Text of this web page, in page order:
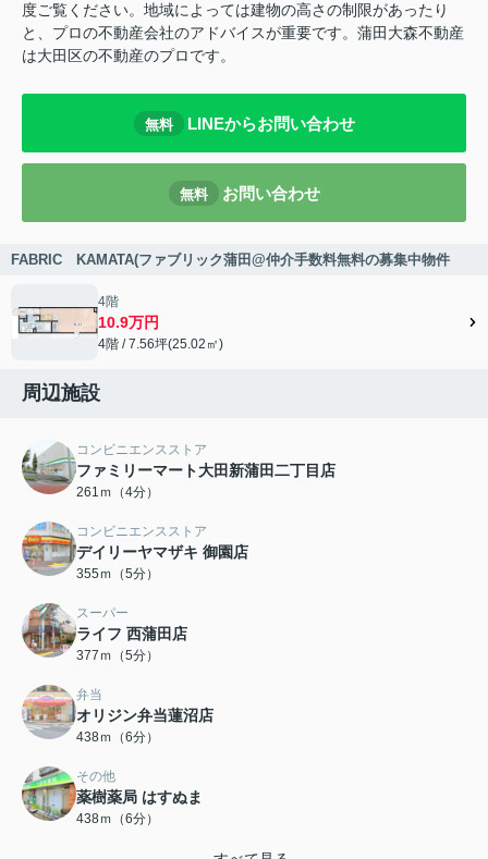
度ご覧ください。地域によっては建物の高さの制限があったり
と、プロの不動産会社のアドバイスが重要です。蒲田大森不動産
は大田区の不動産のプロです。
無料 LINEからお問い合わせ
無料 お問い合わせ
FABRIC KAMATA(ファブリック蒲田@仲介手数料無料の募集中物件
4階
10.9万円
4階 / 7.56坪(25.02㎡)
周辺施設
コンビニエンスストア
ファミリーマート大田新蒲田二丁目店
261ｍ（4分）
コンビニエンスストア
デイリーヤマザキ 御園店
355ｍ（5分）
スーパー
ライフ 西蒲田店
377ｍ（5分）
弁当
オリジン弁当蓮沼店
438ｍ（6分）
その他
薬樹薬局 はすぬま
438ｍ（6分）